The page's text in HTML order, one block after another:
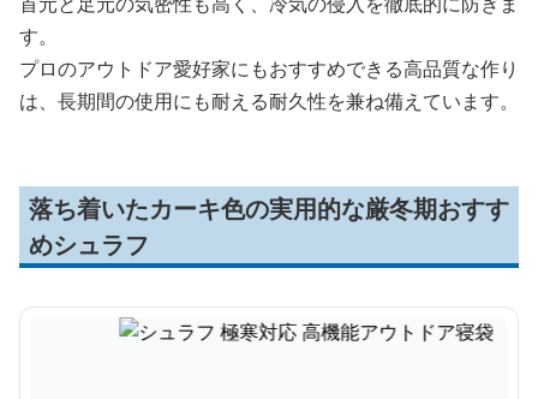
す。
プロのアウトドア愛好家にもおすすめできる高品質な作り
は、長期間の使用にも耐える耐久性を兼ね備えています。
落ち着いたカーキ色の実用的な厳冬期おすす
めシュラフ